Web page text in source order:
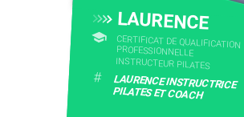
LAURENCE
CERTIFICAT DE QUALIFICATION
PROFESSIONNELLE
INSTRUCTEUR PILATES
# LAURENCE INSTRUCTRICE
PILATES ET COACH